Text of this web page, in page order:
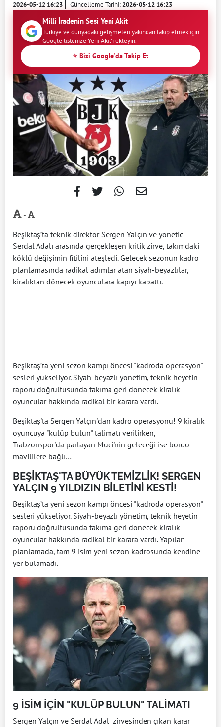
2026-05-12 16:23 Güncelleme Tarihi:2026-05-12 16:23
Milli İradenin Sesi Yeni Akit
Türkiye ve dünyadaki gelişmeleri yakından takip etmek için
Google listenize Yeni Akit'i ekleyin.
⭐ Bizi Google'da Takip Et
-
Beşiktaş’ta teknik direktör Sergen Yalçın ve yönetici
Serdal Adalı arasında gerçekleşen kritik zirve, takımdaki
köklü değişimin fitilini ateşledi. Gelecek sezonun kadro
planlamasında radikal adımlar atan siyah-beyazlılar,
kiralıktan dönecek oyunculara kapıyı kapattı.
Beşiktaş’ta yeni sezon kampı öncesi "kadroda operasyon"
sesleri yükseliyor. Siyah-beyazlı yönetim, teknik heyetin
raporu doğrultusunda takıma geri dönecek kiralık
oyuncular hakkında radikal bir karara vardı.
Beşiktaş'ta Sergen Yalçın'dan kadro operasyonu! 9 kiralık
oyuncuya "kulüp bulun" talimatı verilirken,
Trabzonspor'da parlayan Muci'nin geleceği ise bordo-
mavililere bağlı…
BEŞİKTAŞ'TA BÜYÜK TEMİZLİK! SERGEN
YALÇIN 9 YILDIZIN BİLETİNİ KESTİ!
Beşiktaş’ta yeni sezon kampı öncesi "kadroda operasyon"
sesleri yükseliyor. Siyah-beyazlı yönetim, teknik heyetin
raporu doğrultusunda takıma geri dönecek kiralık
oyuncular hakkında radikal bir karara vardı. Yapılan
planlamada, tam 9 isim yeni sezon kadrosunda kendine
yer bulamadı.
9 İSİM İÇİN "KULÜP BULUN" TALİMATI
Sergen Yalçın ve Serdal Adalı zirvesinden çıkan karar